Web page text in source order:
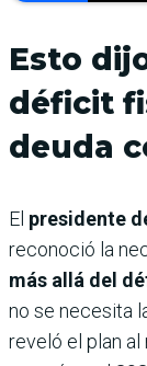
Esto
déficit
deuda
El presidente
reconoció la
más allá del
no se necesita
reveló el plan